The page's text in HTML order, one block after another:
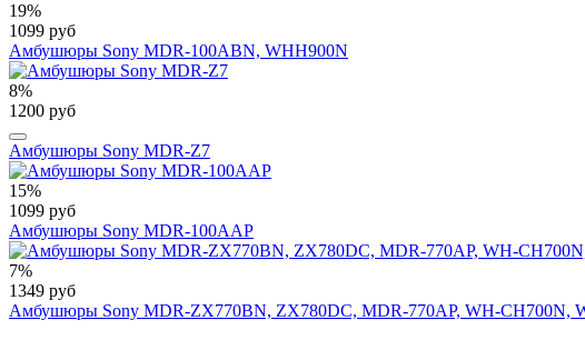
19%
1099 руб
Амбушюры Sony MDR-100ABN, WHH900N
8%
1200 руб
Амбушюры Sony MDR-Z7
15%
1099 руб
Амбушюры Sony MDR-100AAP
7%
1349 руб
Амбушюры Sony MDR-ZX770BN, ZX780DC, MDR-770AP, WH-CH700N,